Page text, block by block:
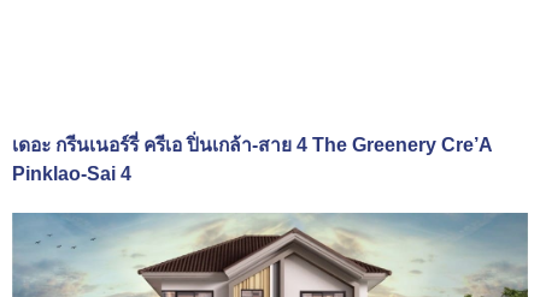
เดอะ กรีนเนอร์รี่ ครีเอ ปิ่นเกล้า-สาย 4 The Greenery Cre’A
Pinklao-Sai 4